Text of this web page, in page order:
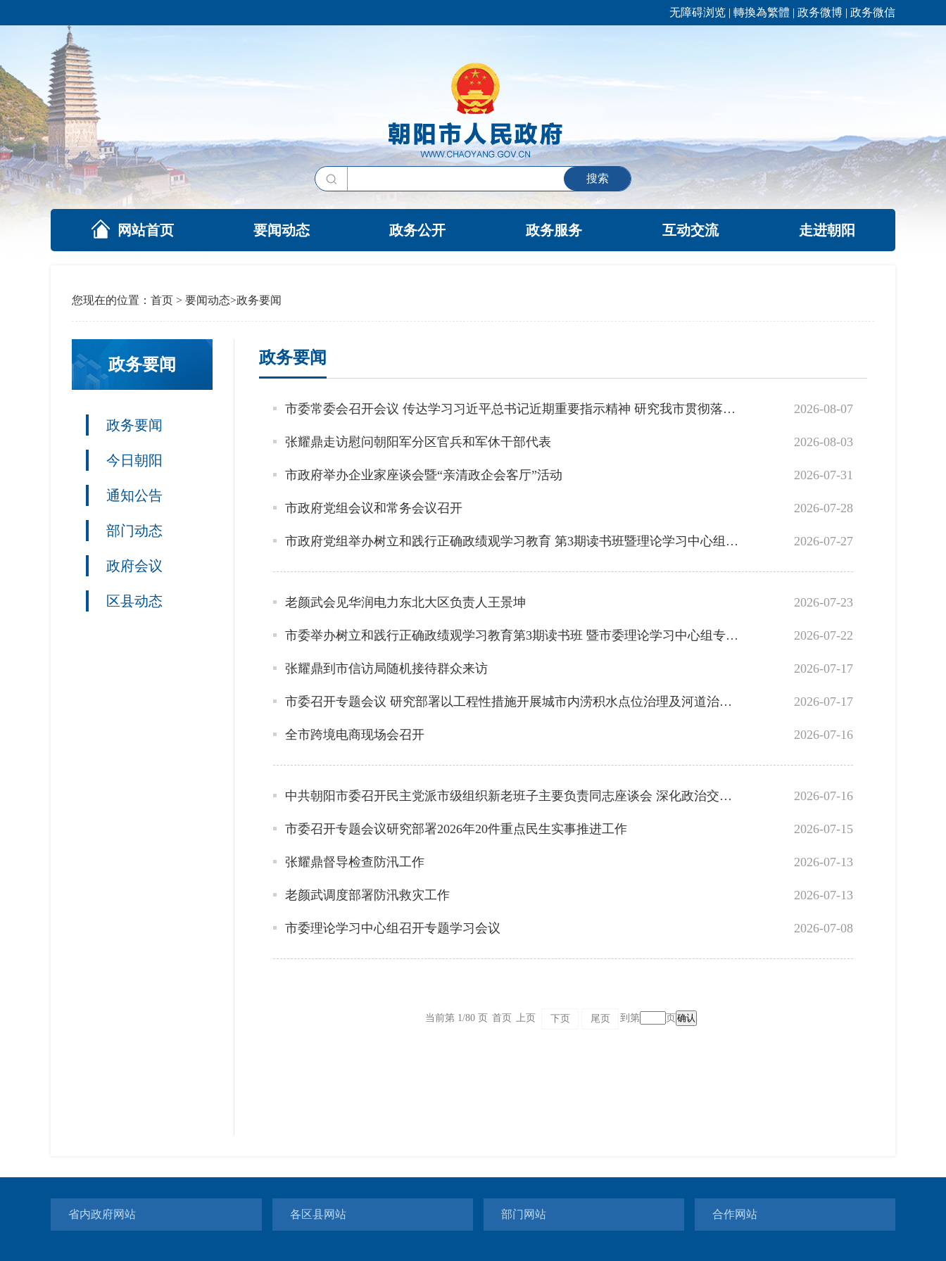
无障碍浏览 | 轉換為繁體 | 政务微博 | 政务微信
搜索
网站首页 要闻动态 政务公开 政务服务 互动交流 走进朝阳
您现在的位置： 首页 > 要闻动态>政务要闻
政务要闻
政务要闻
今日朝阳
通知公告
部门动态
政府会议
区县动态
政务要闻
市委常委会召开会议 传达学习习近平总书记近期重要指示精神 研究我市贯彻落实意见 2026-08-07
张耀鼎走访慰问朝阳军分区官兵和军休干部代表 2026-08-03
市政府举办企业家座谈会暨“亲清政企会客厅”活动 2026-07-31
市政府党组会议和常务会议召开 2026-07-28
市政府党组举办树立和践行正确政绩观学习教育 第3期读书班暨理论学习中心组专题学习会 2026-07-27
老颜武会见华润电力东北大区负责人王景坤 2026-07-23
市委举办树立和践行正确政绩观学习教育第3期读书班 暨市委理论学习中心组专题学习会 2026-07-22
张耀鼎到市信访局随机接待群众来访 2026-07-17
市委召开专题会议 研究部署以工程性措施开展城市内涝积水点位治理及河道治理工作 2026-07-17
全市跨境电商现场会召开 2026-07-16
中共朝阳市委召开民主党派市级组织新老班子主要负责同志座谈会 深化政治交接 继承优良传统 凝心聚力开创朝阳高质量发展新局面 2026-07-16
市委召开专题会议研究部署2026年20件重点民生实事推进工作 2026-07-15
张耀鼎督导检查防汛工作 2026-07-13
老颜武调度部署防汛救灾工作 2026-07-13
市委理论学习中心组召开专题学习会议 2026-07-08
当前第 1/80 页 首页 上页 下页 尾页 到第 页
省内政府网站 各区县网站 部门网站 合作网站